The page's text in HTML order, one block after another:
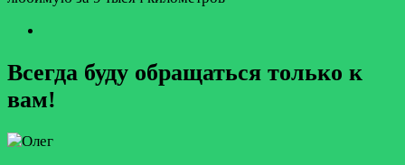
Всегда буду обращаться только к
вам!